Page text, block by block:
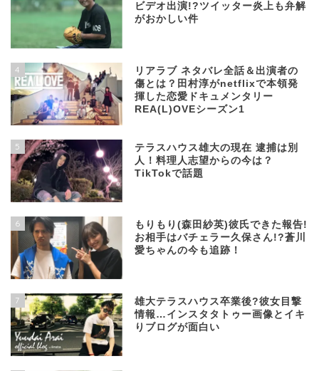
ビデオ出演!?ツイッター炎上も弁解
がおかしい件
4
リアラブ ネタバレ全話＆出演者の
傷とは？田村淳がnetflixで本領発
揮した恋愛ドキュメンタリー
REA(L)OVEシーズン1
5
テラスハウス雄大の現在 逮捕は別
人！料理人志望からの今は？
TikTokで話題
6
もりもり(森田紗英)彼氏できた報告!
お相手はバチェラー久保さん!?蒼川
愛ちゃんの今も追跡！
7
雄大テラスハウス卒業後?彼女目撃
情報…インスタタトゥー画像とイキ
りブログが面白い